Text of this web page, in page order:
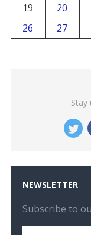
19
20
26
27
Stay
NEWSLETTER
Subscribe to